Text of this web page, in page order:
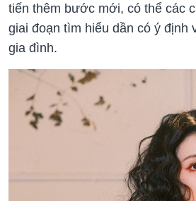
tiến thêm bước mới, có thể các
giai đoạn tìm hiểu dần có ý định
gia đình.